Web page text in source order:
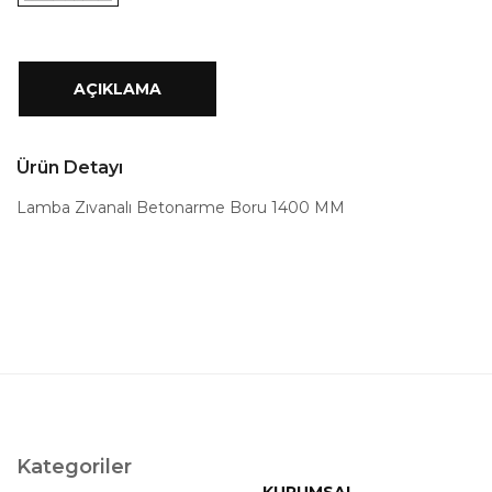
AÇIKLAMA
Ürün Detayı
Lamba Zıvanalı Betonarme Boru 1400 MM
Kategoriler